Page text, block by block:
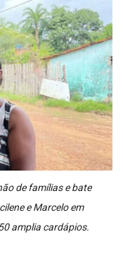
de famílias e bate
e Marcelo em
amplia cardápios.